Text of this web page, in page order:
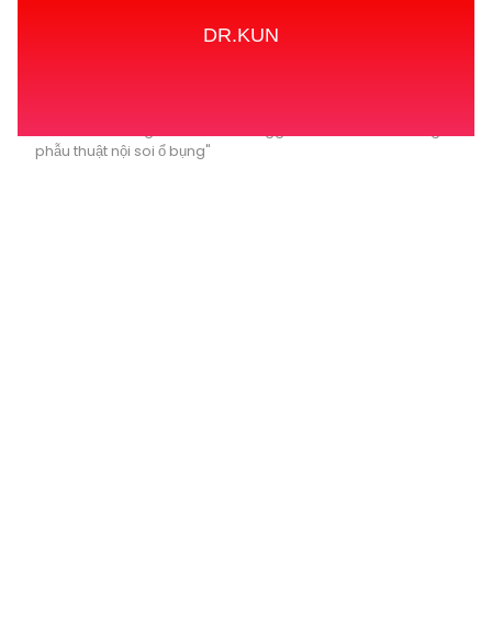
DR.KUN
phẫu thuật nội soi ổ bụng"